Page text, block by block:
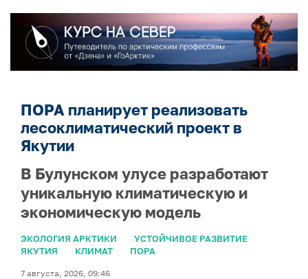
ПОРА планирует реализовать
лесоклиматический проект в
Якутии
В Булунском улусе разработают
уникальную климатическую и
экономическую модель
ЭКОЛОГИЯ АРКТИКИ
УСТОЙЧИВОЕ РАЗВИТИЕ
ЯКУТИЯ
КЛИМАТ ПОРА
7 августа, 2026, 09:46